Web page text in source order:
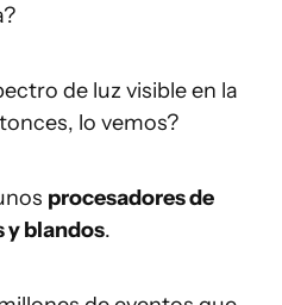
de luz visible en la
lo vemos?
procesadores de
y blandos.